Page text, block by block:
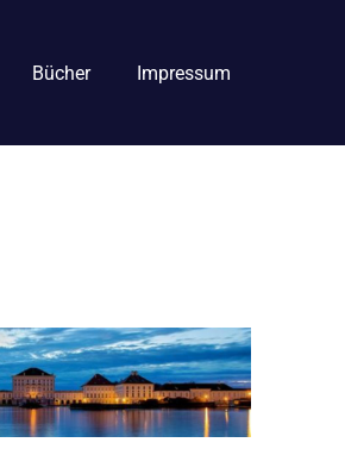
Bücher Impressum